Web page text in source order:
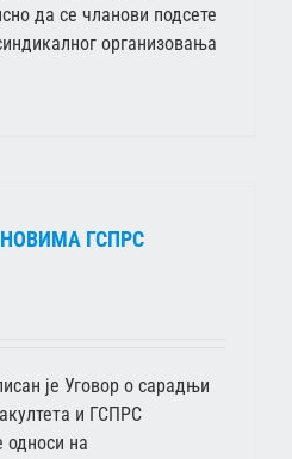
да се чланови подсете
организовања
ГСПРС
је Уговор о сарадњи
и ГСПРС
односи на